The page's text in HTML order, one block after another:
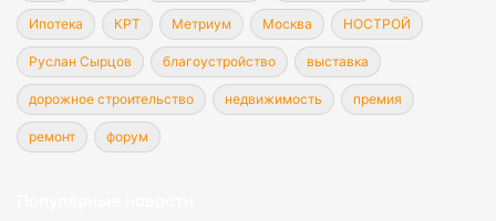
Ипотека КРТ Метриум Москва НОСТРОЙ
Руслан Сырцов благоустройство выставка
дорожное строительство недвижимость премия
ремонт форум